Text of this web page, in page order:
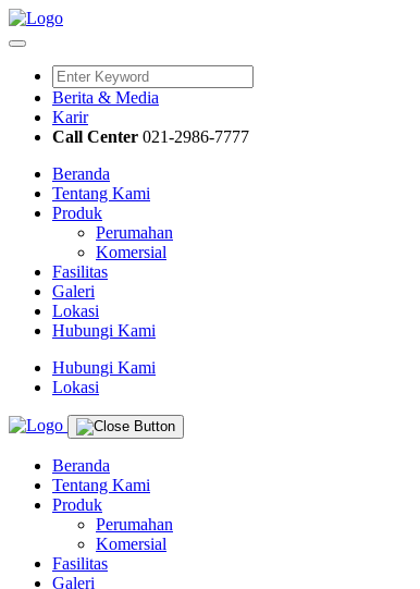
Berita & Media
Karir
Call Center 021-2986-7777
Beranda
Tentang Kami
Produk
Perumahan
Komersial
Fasilitas
Galeri
Lokasi
Hubungi Kami
Hubungi Kami
Lokasi
Beranda
Tentang Kami
Produk
Perumahan
Komersial
Fasilitas
Galeri